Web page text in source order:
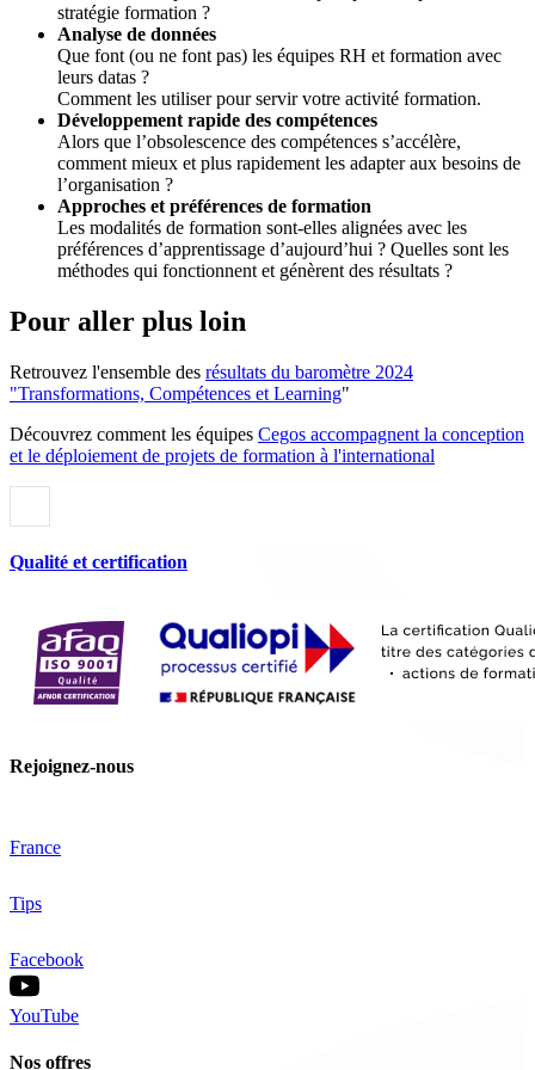
stratégie formation ?
Analyse de données
Que font (ou ne font pas) les équipes RH et formation avec
leurs datas ?
Comment les utiliser pour servir votre activité formation.
Développement rapide des compétences
Alors que l’obsolescence des compétences s’accélère,
comment mieux et plus rapidement les adapter aux besoins de
l’organisation ?
Approches et préférences de formation
Les modalités de formation sont-elles alignées avec les
préférences d’apprentissage d’aujourd’hui ? Quelles sont les
méthodes qui fonctionnent et génèrent des résultats ?
Pour aller plus loin
Retrouvez l'ensemble des résultats du baromètre 2024
"Transformations, Compétences et Learning"
Découvrez comment les équipes Cegos accompagnent la conception
et le déploiement de projets de formation à l'international
Qualité et certification
Rejoignez-nous
France
Tips
Facebook
YouTube
Nos offres